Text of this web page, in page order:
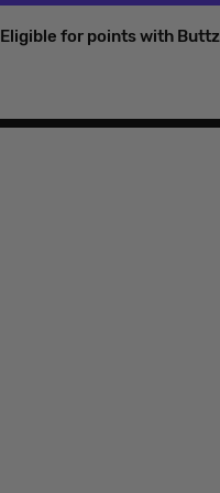
Eligible for points with